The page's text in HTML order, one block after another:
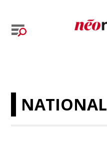
NATIONAL